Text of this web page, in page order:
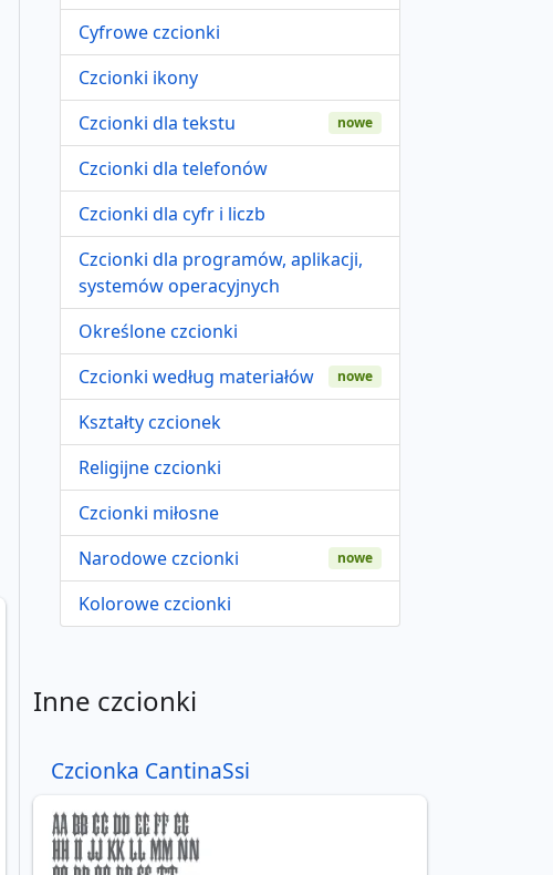
Cyfrowe czcionki
Czcionki ikony
Czcionki dla tekstu
nowe
Czcionki dla telefonów
Czcionki dla cyfr i liczb
Czcionki dla programów, aplikacji,
systemów operacyjnych
Określone czcionki
Czcionki według materiałów
nowe
Kształty czcionek
Religijne czcionki
Czcionki miłosne
Narodowe czcionki
nowe
Kolorowe czcionki
Inne czcionki
Czcionka CantinaSsi